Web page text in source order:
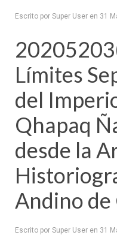
Escrito por Super User en 31
Límites
del
Qhapaq
desde la
Andino de
Escrito por Super User en 31